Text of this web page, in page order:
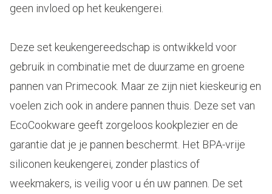
geen invloed op het keukengerei.
Deze set keukengereedschap is ontwikkeld voor
gebruik in combinatie met de duurzame en groene
pannen van Primecook. Maar ze zijn niet kieskeurig en
voelen zich ook in andere pannen thuis. Deze set van
EcoCookware geeft zorgeloos kookplezier en de
garantie dat je je pannen beschermt. Het BPA-vrije
siliconen keukengerei, zonder plastics of
weekmakers, is veilig voor u én uw pannen. De set